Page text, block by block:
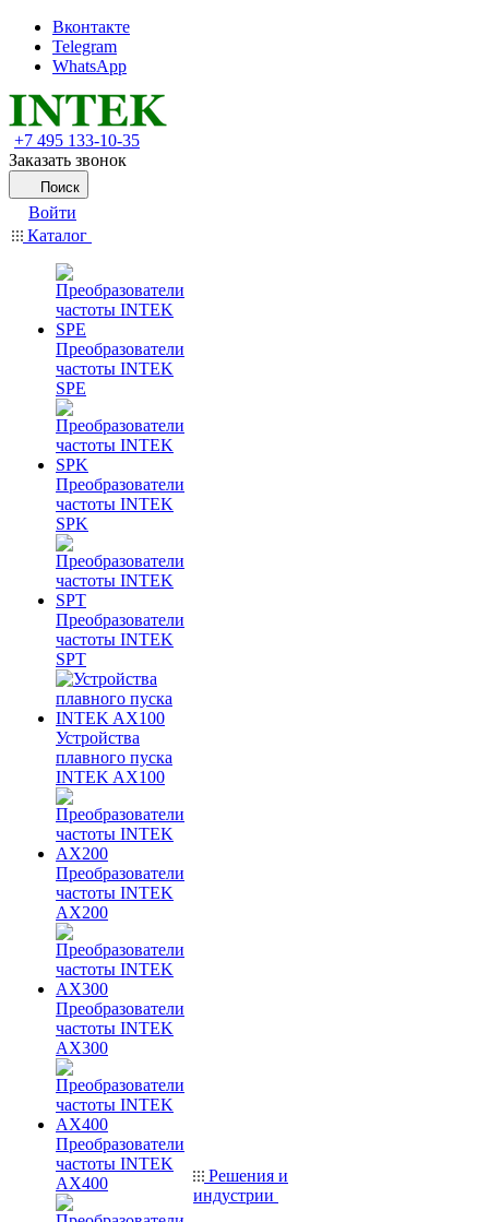
Вконтакте
Telegram
WhatsApp
+7 495 133-10-35
Заказать звонок
Поиск
Войти
Каталог
Преобразователи
частоты INTEK
SPE
Преобразователи
частоты INTEK
SPK
Преобразователи
частоты INTEK
SPT
Устройства
плавного пуска
INTEK AX100
Преобразователи
частоты INTEK
AX200
Преобразователи
частоты INTEK
AX300
Преобразователи
частоты INTEK
AX400
Решения и
индустрии